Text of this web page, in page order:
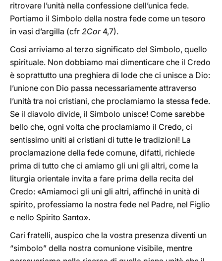
ritrovare l’unità nella confessione dell’unica fede.
Portiamo il Simbolo della nostra fede come un tesoro
in vasi d’argilla (cfr 2Cor4,7).
Così arriviamo al terzo significato del Simbolo, quello
spirituale. Non dobbiamo mai dimenticare che il Credo
è soprattutto una preghiera di lode che ci unisce a Dio:
l’unione con Dio passa necessariamente attraverso
l’unità tra noi cristiani, che proclamiamo la stessa fede.
Se il diavolo divide, il Simbolo unisce! Come sarebbe
bello che, ogni volta che proclamiamo il Credo, ci
sentissimo uniti ai cristiani di tutte le tradizioni! La
proclamazione della fede comune, difatti, richiede
prima di tutto che ci amiamo gli uni gli altri, come la
liturgia orientale invita a fare prima della recita del
Credo: «Amiamoci gli uni gli altri, affinché in unità di
spirito, professiamo la nostra fede nel Padre, nel Figlio
e nello Spirito Santo».
Cari fratelli, auspico che la vostra presenza diventi un
“simbolo” della nostra comunione visibile, mentre